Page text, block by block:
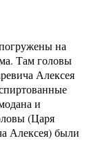
на
Там головы
Алексея
и
(Царя
Алексея) были